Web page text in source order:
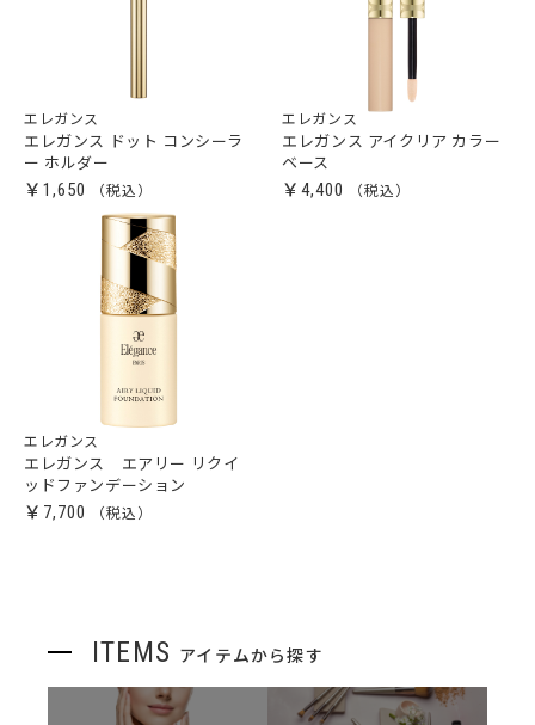
エレガンス
エレガンス ドット コンシーラ
ー ホルダー
￥1,650
エレガンス
エレガンス アイクリア カラー
ベース
￥4,400
エレガンス
エレガンス エアリー リクイ
ッドファンデーション
￥7,700
ITEMS アイテムから探す